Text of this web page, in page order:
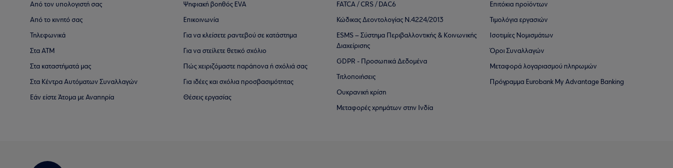
Από τον υπολογιστή σας
Από το κινητό σας
Τηλεφωνικά
Στα ΑΤΜ
Στα καταστήματά μας
Στα Κέντρα Αυτόματων Συναλλαγών
Εάν είστε Άτομα με Αναπηρία
Ψηφιακή βοηθός EVA
Επικοινωνία
Για να κλείσετε ραντεβού σε κατάστημα
Για να στείλετε θετικό σχόλιο
Πώς χειριζόμαστε παράπονα ή σχόλιά σας
Για ιδέες και σχόλια προσβασιμότητας
Θέσεις εργασίας
FATCA / CRS / DAC6
Κώδικας Δεοντολογίας Ν.4224/2013
ESMS – Σύστημα Περιβαλλοντικής & Κοινωνικής
Διαχείρισης
GDPR - Προσωπικά Δεδομένα
Τιτλοποιήσεις
Ουκρανική κρίση
Μεταφορές χρημάτων στην Ινδία
Επιτόκια προϊόντων
Τιμολόγια εργασιών
Ισοτιμίες Νομισμάτων
Όροι Συναλλαγών
Μεταφορά λογαριασμού πληρωμών
Πρόγραμμα Eurobank My Advantage Banking